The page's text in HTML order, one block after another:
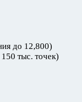
до 12,800)
тыс. точек)